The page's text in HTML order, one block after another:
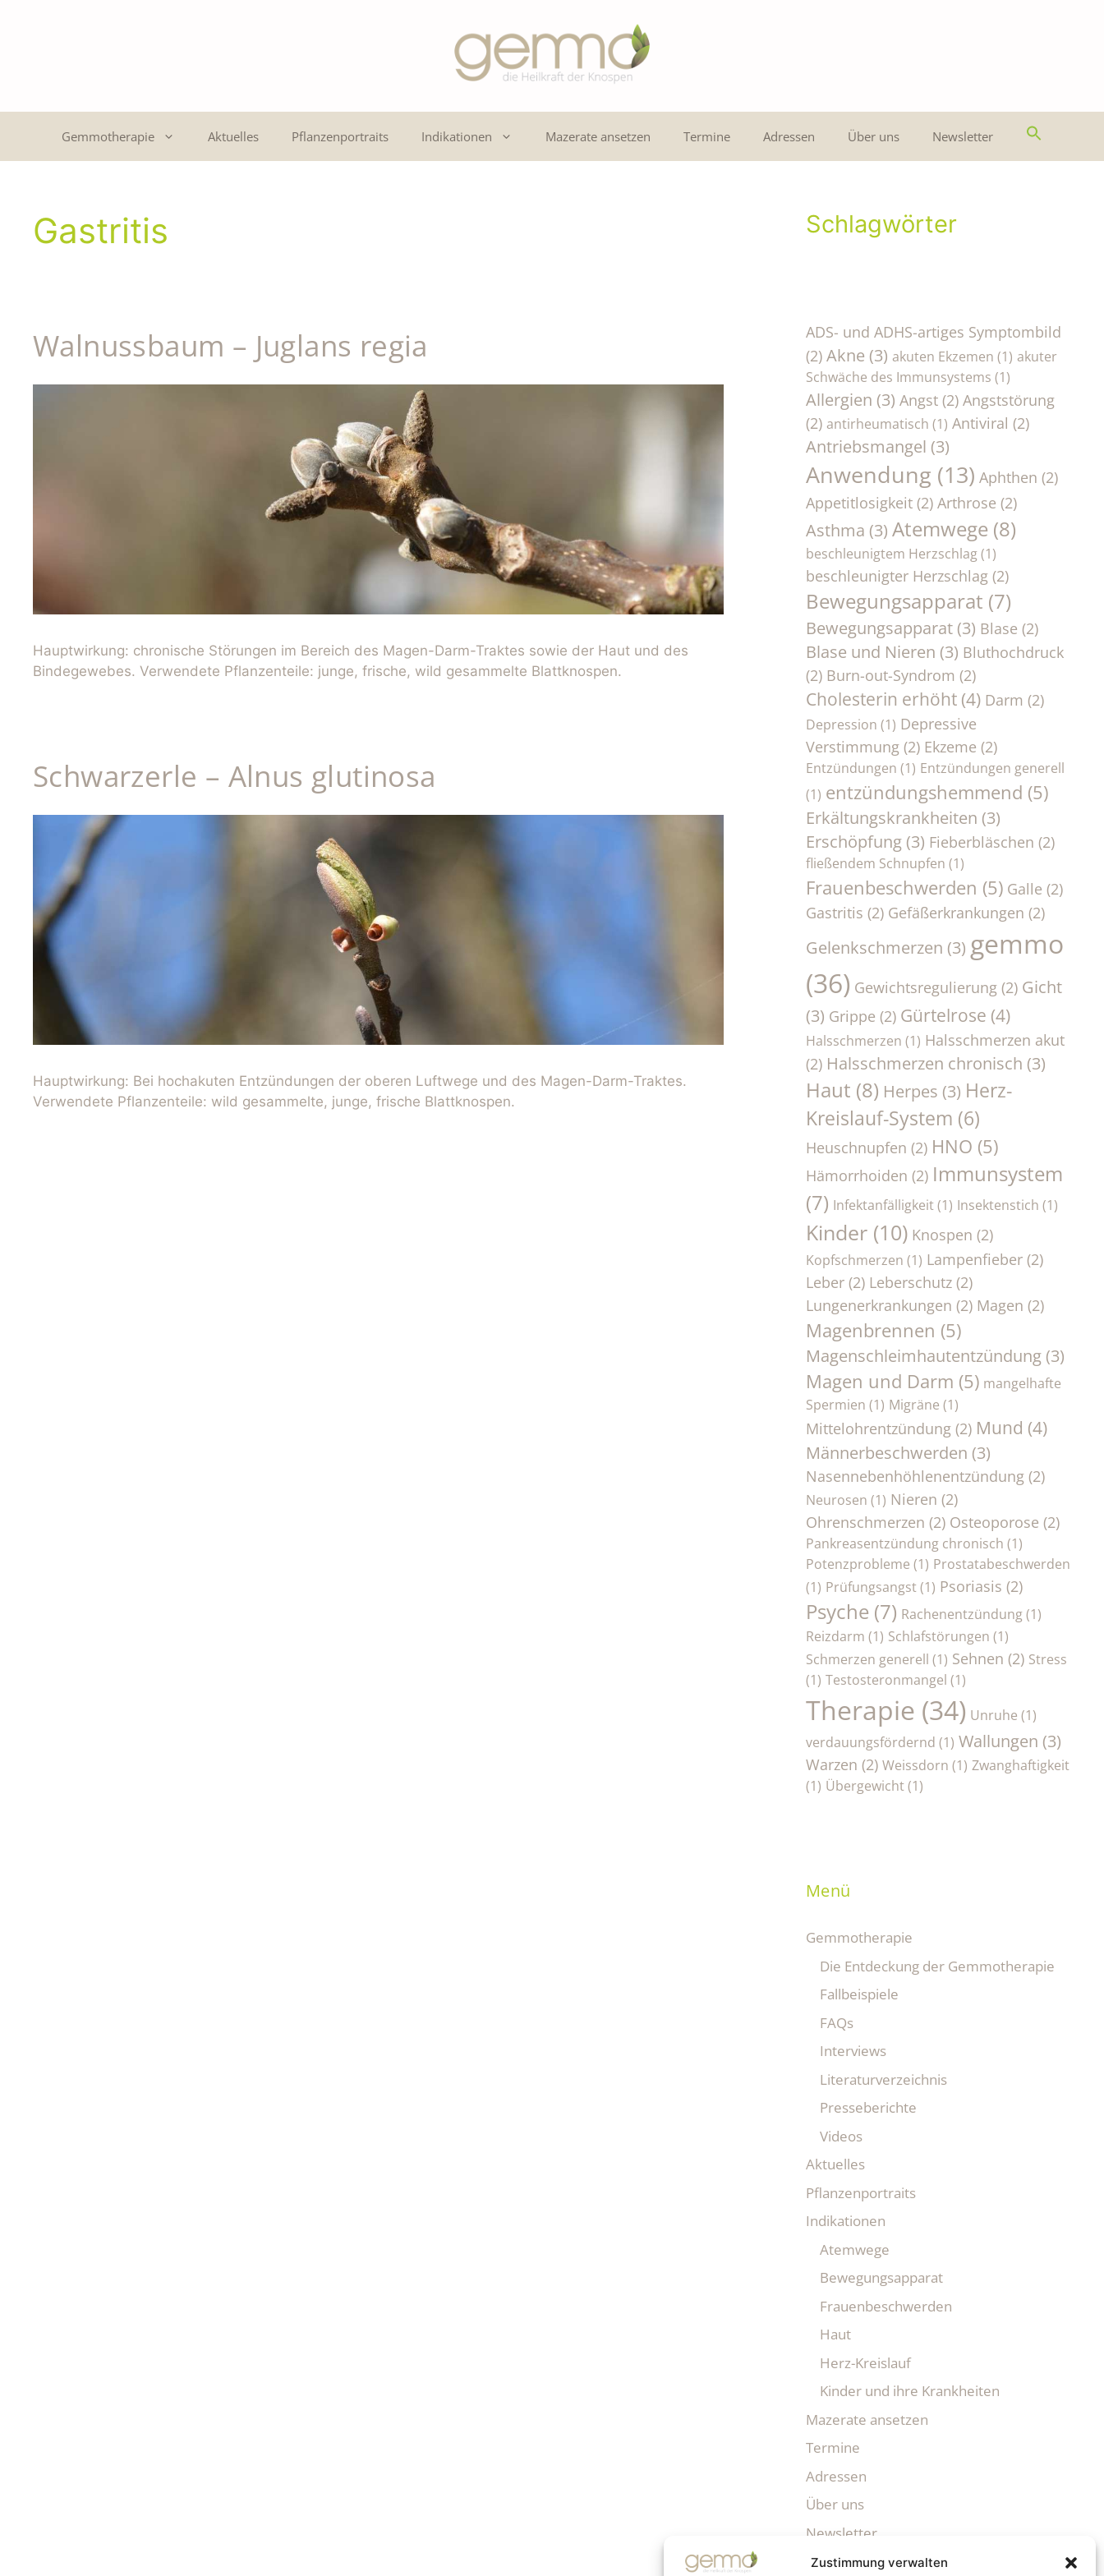
Zustimmung verwalten
Gemmotherapie Aktuelles Pflanzenportraits Indikationen Mazerate ansetzen Termine Adressen Über uns Newsletter
Gastritis
Walnussbaum – Juglans regia
Hauptwirkung: chronische Störungen im Bereich des Magen-Darm-Traktes sowie der Haut und des
Bindegewebes. Verwendete Pflanzenteile: junge, frische, wild gesammelte Blattknospen.
Schwarzerle – Alnus glutinosa
Hauptwirkung: Bei hochakuten Entzündungen der oberen Luftwege und des Magen-Darm-Traktes.
Verwendete Pflanzenteile: wild gesammelte, junge, frische Blattknospen.
Schlagwörter
ADS- und ADHS-artiges Symptombild
(2) Akne (3) akuten Ekzemen (1) akuter
Schwäche des Immunsystems (1)
Allergien (3) Angst(2) Angststörung
(2) antirheumatisch (1) Antiviral (2)
Antriebsmangel (3)
Anwendung (13) Aphthen (2)
Appetitlosigkeit(2) Arthrose (2)
Asthma (3) Atemwege (8)
beschleunigtem Herzschlag(1)
beschleunigter Herzschlag(2)
Bewegungsapparat (7)
Bewegungsapparat(3) Blase (2)
Blase und Nieren (3) Bluthochdruck
(2) Burn-out-Syndrom (2)
Cholesterin erhöht(4) Darm (2)
Depression (1) Depressive
Verstimmung(2) Ekzeme (2)
Entzündungen (1) Entzündungen generell
(1) entzündungshemmend (5)
Erkältungskrankheiten (3)
Erschöpfung(3) Fieberbläschen (2)
fließendem Schnupfen (1)
Frauenbeschwerden (5) Galle (2)
Gastritis (2) Gefäßerkrankungen (2)
Gelenkschmerzen (3) gemmo
(36) Gewichtsregulierung(2) Gicht
(3) Grippe (2) Gürtelrose (4)
Halsschmerzen (1) Halsschmerzen akut
(2) Halsschmerzen chronisch (3)
Haut (8) Herpes (3) Herz-
Kreislauf-System (6)
Heuschnupfen (2) HNO (5)
Hämorrhoiden (2) Immunsystem
(7) Infektanfälligkeit(1) Insektenstich (1)
Kinder(10) Knospen (2)
Kopfschmerzen (1) Lampenfieber(2)
Leber(2) Leberschutz(2)
Lungenerkrankungen (2) Magen (2)
Magenbrennen (5)
Magenschleimhautentzündung(3)
Magen und Darm (5) mangelhafte
Spermien (1) Migräne (1)
Mittelohrentzündung(2) Mund (4)
Männerbeschwerden (3)
Nasennebenhöhlenentzündung(2)
Neurosen (1) Nieren (2)
Ohrenschmerzen (2) Osteoporose (2)
Pankreasentzündung chronisch (1)
Potenzprobleme (1) Prostatabeschwerden
(1) Prüfungsangst(1) Psoriasis (2)
Psyche (7) Rachenentzündung(1)
Reizdarm (1) Schlafstörungen (1)
Schmerzen generell (1) Sehnen (2) Stress
(1) Testosteronmangel (1)
Therapie (34) Unruhe (1)
verdauungsfördernd (1) Wallungen (3)
Warzen (2) Weissdorn (1) Zwanghaftigkeit
(1) Übergewicht(1)
Menü
Gemmotherapie
Die Entdeckung der Gemmotherapie
Fallbeispiele
FAQs
Interviews
Literaturverzeichnis
Presseberichte
Videos
Aktuelles
Pflanzenportraits
Indikationen
Atemwege
Bewegungsapparat
Frauenbeschwerden
Haut
Herz-Kreislauf
Kinder und ihre Krankheiten
Mazerate ansetzen
Termine
Adressen
Über uns
Newsletter